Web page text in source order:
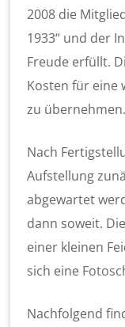
2008 die
1933“ und der
Freude erfüllt.
Kosten für eine
zu übernehmen.
Nach
Aufstellung
abgewartet
dann soweit.
einer kleinen
sich eine
Nachfolgend